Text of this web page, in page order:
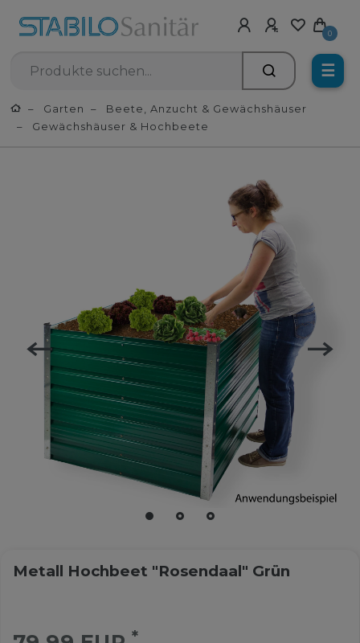
0
☰
Garten
Beete, Anzucht & Gewächshäuser
Gewächshäuser & Hochbeete
Metall Hochbeet "Rosendaal" Grün
*